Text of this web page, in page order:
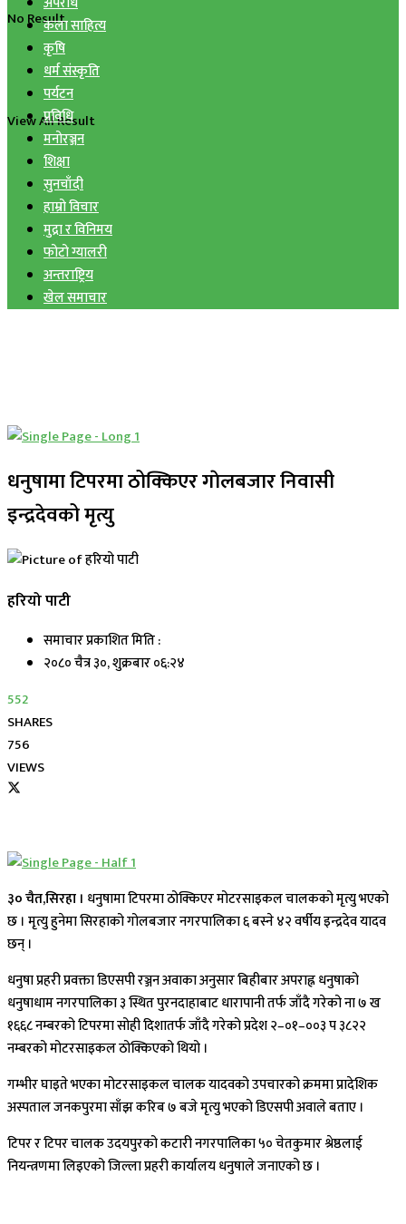
No Result
View All Result
कला साहित्य
कृषि
धर्म संस्कृति
पर्यटन
प्रविधि
मनोरञ्जन
शिक्षा
सुनचाँदी
हाम्रो विचार
मुद्रा र विनिमय
फोटो ग्यालरी
अन्तराष्ट्रिय
खेल समाचार
धनुषामा टिपरमा ठोक्किएर गाेलबजार निवासी
इन्द्रदेवको मृत्यु
हरियो पाटी
समाचार प्रकाशित मिति :
२०८० चैत्र ३०, शुक्रबार ०६:२४
552
SHARES
756
VIEWS
३० चैत,सिरहा । धनुषामा टिपरमा ठोक्किएर मोटरसाइकल चालकको मृत्यु भएको
छ । मृत्यु हुनेमा सिरहाको गोलबजार नगरपालिका ६ बस्ने ४२ वर्षीय इन्द्रदेव यादव
छन् ।
धनुषा प्रहरी प्रवक्ता डिएसपी रञ्जन अवाका अनुसार बिहीबार अपराह्न धनुषाको
धनुषाधाम नगरपालिका ३ स्थित पुरनदाहाबाट धारापानी तर्फ जाँदै गरेको ना ७ ख
१६६८ नम्बरको टिपरमा सोही दिशातर्फ जाँदै गरेको प्रदेश २–०१–००३ प ३८२२
नम्बरको मोटरसाइकल ठोक्किएको थियो ।
गम्भीर घाइते भएका मोटरसाइकल चालक यादवको उपचारको क्रममा प्रादेशिक
अस्पताल जनकपुरमा साँझ करिब ७ बजे मृत्यु भएको डिएसपी अवाले बताए ।
टिपर र टिपर चालक उदयपुरको कटारी नगरपालिका ५० चेतकुमार श्रेष्ठलाई
नियन्त्रणमा लिइएको जिल्ला प्रहरी कार्यालय धनुषाले जनाएको छ ।